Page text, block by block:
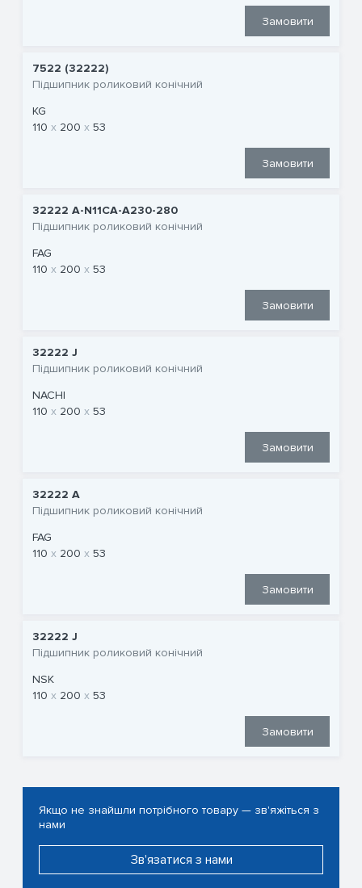
Замовити
7522 (32222)
Підшипник роликовий конічний
KG
110
200 53
Замовити
32222 A-N11CA-A230-280
Підшипник роликовий конічний
FAG
110
200 53
Замовити
32222 J
Підшипник роликовий конічний
NACHI
110
200 53
Замовити
32222 A
Підшипник роликовий конічний
FAG
110
200 53
Замовити
32222 J
Підшипник роликовий конічний
NSK
110
200 53
Замовити
Якщо не знайшли потрібного товару — зв'яжіться з
нами
Зв'язатися з нами